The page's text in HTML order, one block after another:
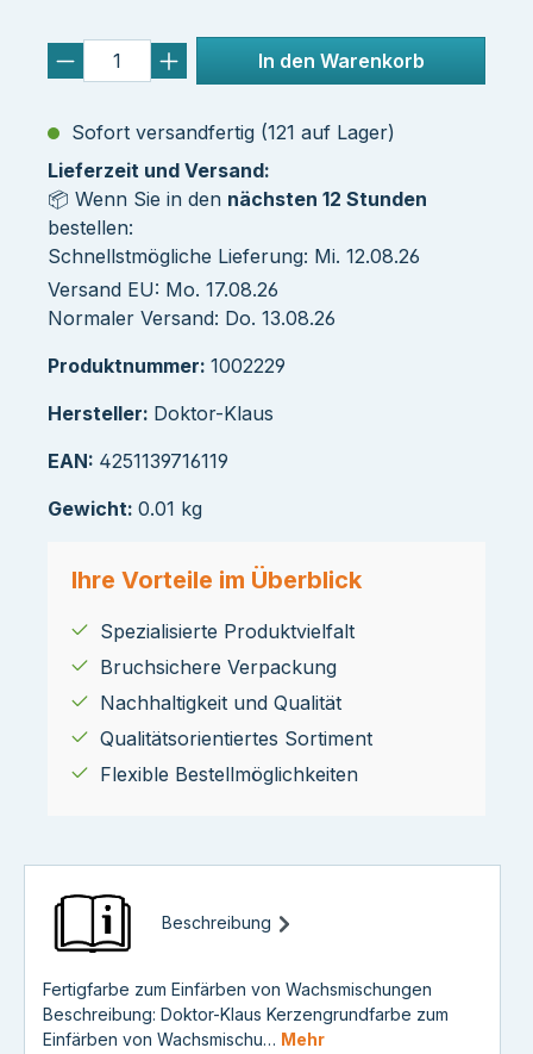
In den Warenkorb
Sofort versandfertig (121 auf Lager)
Lieferzeit und Versand:
📦 Wenn Sie in den nächsten 12 Stunden
bestellen:
Schnellstmögliche Lieferung: Mi. 12.08.26
Versand EU: Mo. 17.08.26
Normaler Versand: Do. 13.08.26
Produktnummer: 1002229
Hersteller: Doktor-Klaus
EAN: 4251139716119
Gewicht: 0.01 kg
Ihre Vorteile im Überblick
Spezialisierte Produktvielfalt
Bruchsichere Verpackung
Nachhaltigkeit und Qualität
Qualitätsorientiertes Sortiment
Flexible Bestellmöglichkeiten
Beschreibung
Fertigfarbe zum Einfärben von Wachsmischungen
Beschreibung: Doktor-Klaus Kerzengrundfarbe zum
Einfärben von Wachsmischu… Mehr